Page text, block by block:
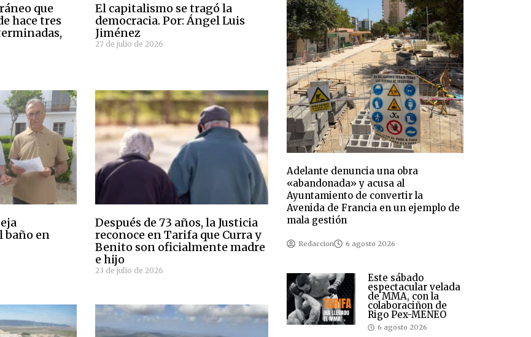
que
hace tres
El capitalismo se tragó la
democracia. Por: Ángel Luis
Jiménez
27 de julio de 2026
baño en
Después de 73 años, la Justicia
reconoce en Tarifa que Curra y
Benito son oficialmente madre
e hijo
23 de julio de 2026
Adelante denuncia una obra
«abandonada» y acusa al
Ayuntamiento de convertir la
Avenida de Francia en un ejemplo de
mala gestión
Redaccion 6 agosto 2026
Este sábado
espectacular velada
de MMA, con la
colaboraciñon de
Rigo Pex-MENEO
6 agosto 2026